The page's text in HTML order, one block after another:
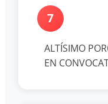
7
ALTÍSIMO
EN